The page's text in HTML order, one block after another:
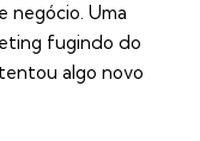
negócio. Uma
fugindo do
algo novo